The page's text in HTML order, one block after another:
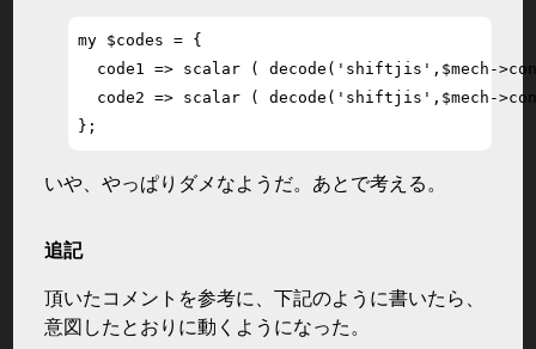
my $codes = {
code1 => scalar ( decode('shiftjis',$mech-
code2 => scalar ( decode('shiftjis',$mech-
};
いや、やっぱりダメなようだ。あとで考える。
追記
頂いたコメントを参考に、下記のように書いたら、
意図したとおりに動くようになった。